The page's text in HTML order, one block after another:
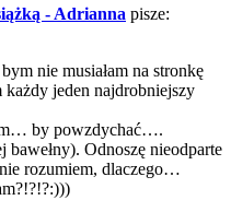
- Adrianna pisze:
nie musiałam na stronkę
jeden najdrobniejszy
by powzdychać….
bawełny). Odnoszę nieodparte
rozumiem, dlaczego…